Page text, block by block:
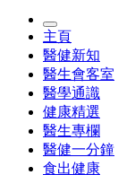
主頁
醫健新知
醫生會客室
醫學通識
健康精選
醫生專欄
醫健一分鐘
食出健康